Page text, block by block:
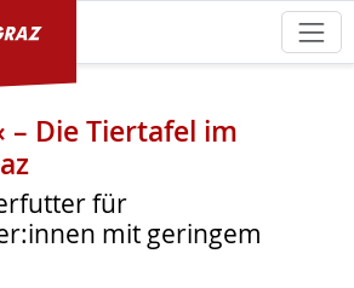
– Die Tiertafel im
für
mit geringem